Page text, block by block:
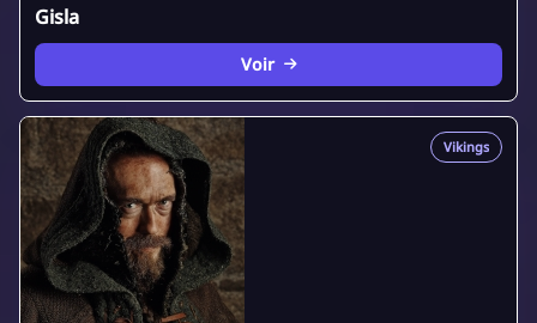
Gisla
Voir
Vikings